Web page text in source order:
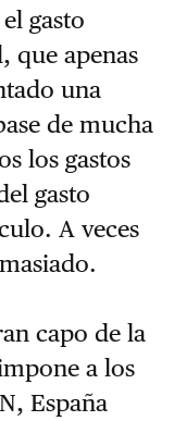
gasto
que apenas
una
de mucha
los gastos
gasto
A veces
capo de la
a los
España